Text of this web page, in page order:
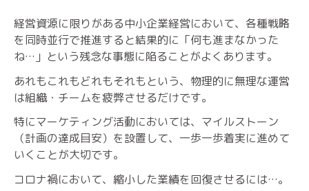
経営資源に限りがある中小企業経営において、各種戦略
を同時並行で推進すると結果的に「何も進まなかった
ね…」という残念な事態に陥ることがよくあります。
あれもこれもどれもそれもという、物理的に無理な運営
は組織・チームを疲弊させるだけです。
特にマーケティング活動においては、マイルストーン
（計画の達成目安）を設置して、一歩一歩着実に進めて
いくことが大切です。
コロナ禍において、縮小した業績を回復させるには…。